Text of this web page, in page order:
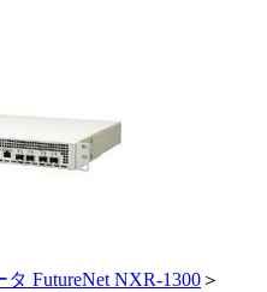
FutureNet NXR-1300 ＞